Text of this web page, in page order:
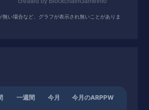
い場合など、グラフが表示され無いことがありま
一週間 今月 今月のARPPW